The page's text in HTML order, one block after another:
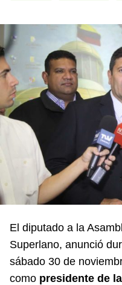
El diputado a la
Superlano, anunció
sábado 30 de
como presidente de